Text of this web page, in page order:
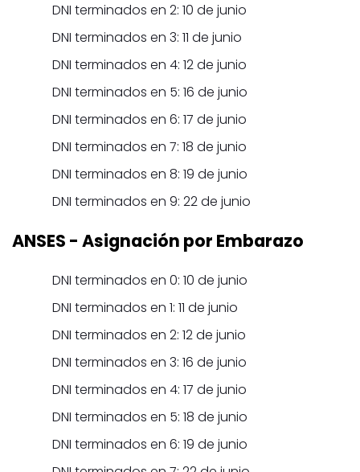
DNI terminados en 2: 10 de junio
DNI terminados en 3: 11 de junio
DNI terminados en 4: 12 de junio
DNI terminados en 5: 16 de junio
DNI terminados en 6: 17 de junio
DNI terminados en 7: 18 de junio
DNI terminados en 8: 19 de junio
DNI terminados en 9: 22 de junio
ANSES - Asignación por Embarazo
DNI terminados en 0: 10 de junio
DNI terminados en 1: 11 de junio
DNI terminados en 2: 12 de junio
DNI terminados en 3: 16 de junio
DNI terminados en 4: 17 de junio
DNI terminados en 5: 18 de junio
DNI terminados en 6: 19 de junio